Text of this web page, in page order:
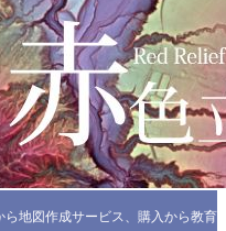
地図作成サービス、購入から教育